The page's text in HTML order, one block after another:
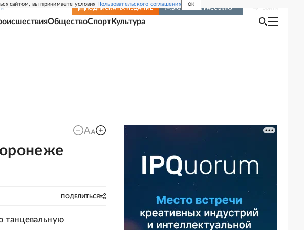
сайтом, вы принимаете условия Пользовательского соглашения OK
ПОДПИСКА НА ИЗДАНИЕ ВКЛЮЧИТЬ РАССЫЛКУ
ОбществоСпортКультура
ПОДЕЛИТЬСЯ
танцевальную